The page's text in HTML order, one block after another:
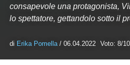
consapevole una protagonista,
lo spettatore, gettandolo sotto il
di Erika Pomella / 06.04.2022 Voto: 8/10